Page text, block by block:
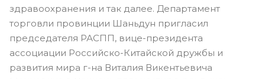
здравоохранения и так далее. Департамент
торговли провинции Шаньдун пригласил
председателя РАСПП, вице-президента
ассоциации Российско-Китайской дружбы и
развития мира г-на Виталия Викентьевича